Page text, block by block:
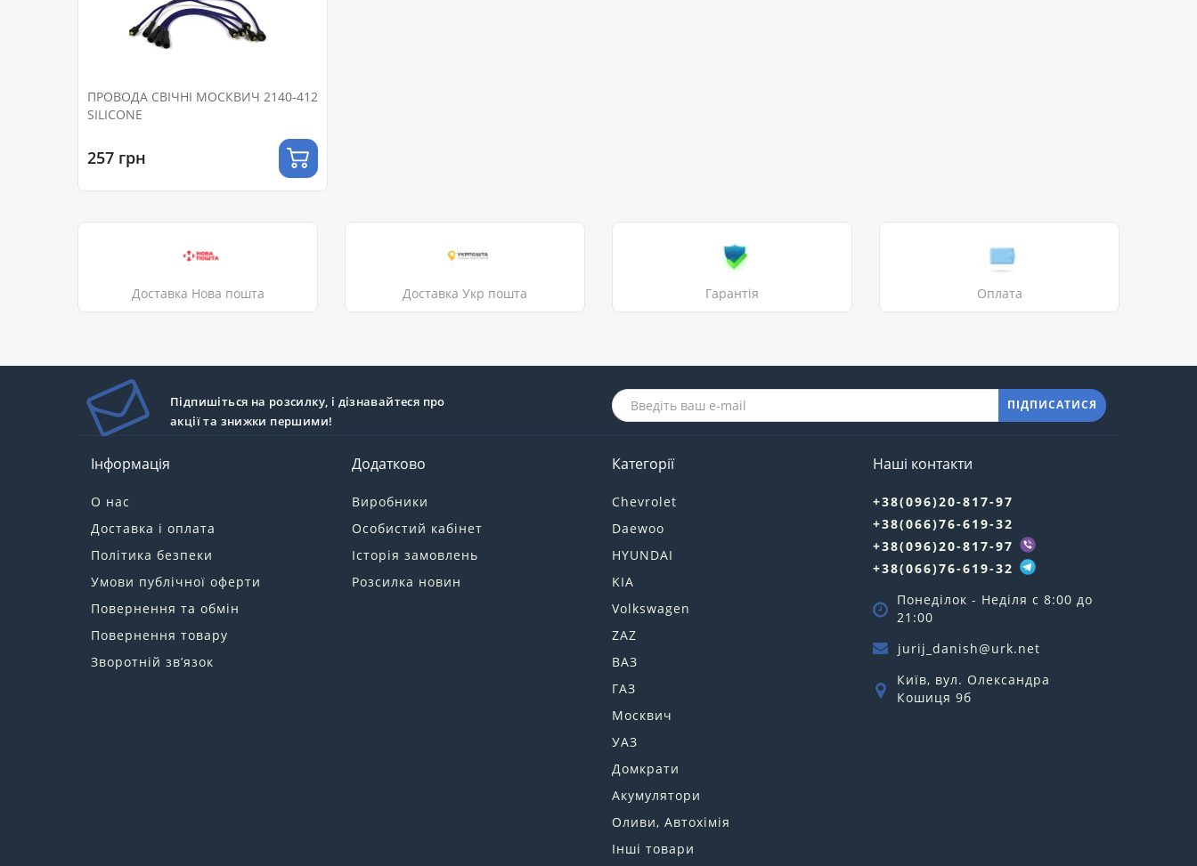
ПРОВОДА СВІЧНІ МОСКВИЧ 2140-412
SILICONE
257 грн
Доставка Нова пошта Доставка Укр пошта Гарантія Оплата
Підпишіться на розсилку, і дізнавайтеся про
акції та знижки першими!
ПІДПИСАТИСЯ
Інформація
О нас
Доставка і оплата
Політика безпеки
Умови публічної оферти
Повернення та обмін
Повернення товару
Зворотній зв’язок
Додатково
Виробники
Особистий кабінет
Історія замовлень
Розсилка новин
Категорії
Chevrolet
Daewoo
HYUNDAI
KIA
Volkswagen
ZAZ
ВАЗ
ГАЗ
Москвич
УАЗ
Домкрати
Акумулятори
Оливи, Автохімія
Інші товари
Наші контакти
+38(096)20-817-97
+38(066)76-619-32
+38(096)20-817-97
+38(066)76-619-32
Понеділок - Неділя c 8:00 до
21:00
jurij_danish@urk.net
Київ, вул. Олександра
Кошиця 9б